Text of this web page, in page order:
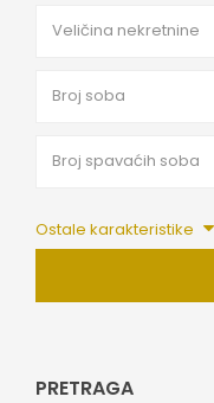
Ostale karakteristike
PRETRAGA